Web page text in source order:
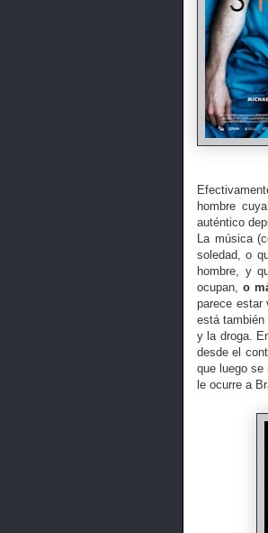
hombre
auténtico
La música
soledad, o
hombre, y
ocupan, o
parece estar
está también
y la droga.
desde el
que luego
le ocurre a